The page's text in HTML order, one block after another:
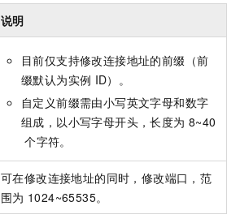
说明
目前仅支持修改连接地址的前缀（前
缀默认为实例 ID）。
自定义前缀需由小写英文字母和数字
组成，以小写字母开头，长度为 8~40
个字符。
可在修改连接地址的同时，修改端口，范
围为 1024~65535。